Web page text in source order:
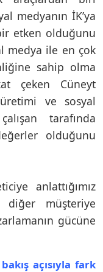
medyanın İK’ya
etken olduğunu
medya ile en çok
sahip olma
çeken Cüneyt
ve sosyal
tarafında
olduğunu
anlattığımız
müşteriye
gücüne
açısıyla fark